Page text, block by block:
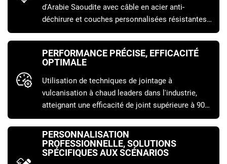
d'Arabie Saoudite avec câble en acier anti-
déchirure et couches personnalisées résistantes
à l'usure, prolongeant considérablement la durée
de vie et réduisant directement le coût par tonne
de matériau transporté.
PERFORMANCE PRÉCISE, EFFICACITÉ
OPTIMALE
Utilisation de techniques de jointage à
vulcanisation à chaud leaders dans l'industrie,
atteignant une efficacité de joint supérieure à 90
%, garantissant un fonctionnement continu et
stable du système et maximisant la productivité.
PERSONNALISATION
PROFESSIONNELLE, SOLUTIONS
SPÉCIFIQUES AUX SCÉNARIOS